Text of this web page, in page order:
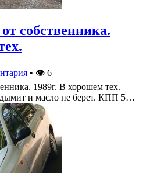
собственника.
• 👁 6
1989г. В хорошем тех.
и масло не берет. КПП 5…